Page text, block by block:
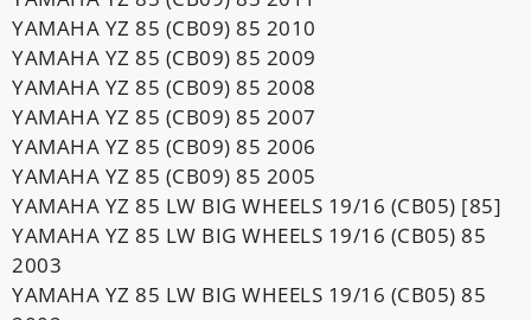
YAMAHA YZ 85 (CB09) 85 2010
YAMAHA YZ 85 (CB09) 85 2009
YAMAHA YZ 85 (CB09) 85 2008
YAMAHA YZ 85 (CB09) 85 2007
YAMAHA YZ 85 (CB09) 85 2006
YAMAHA YZ 85 (CB09) 85 2005
YAMAHA YZ 85 LW BIG WHEELS 19/16 (CB05) [85]
YAMAHA YZ 85 LW BIG WHEELS 19/16 (CB05) 85
2003
YAMAHA YZ 85 LW BIG WHEELS 19/16 (CB05) 85